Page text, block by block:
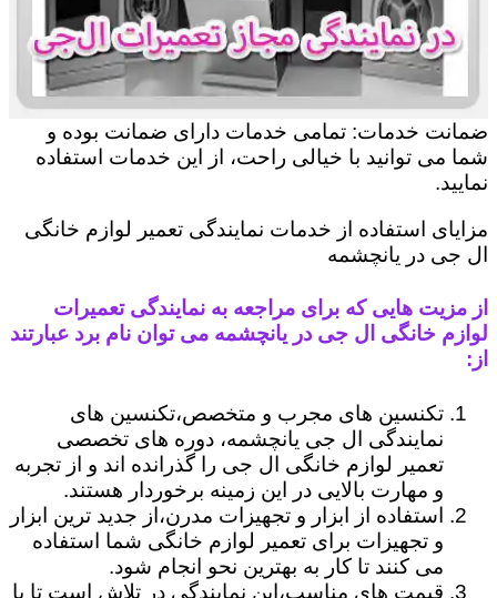
ضمانت خدمات: تمامی خدمات دارای ضمانت بوده و
شما می توانید با خیالی راحت، از این خدمات استفاده
نمایید.
مزایای استفاده از خدمات نمایندگی تعمیر لوازم خانگی
ال جی در یانچشمه
از مزیت هایی که برای مراجعه به نمایندگی تعمیرات
لوازم خانگی ال جی در یانچشمه می توان نام برد عبارتند
از:
تکنسین های مجرب و متخصص،تکنسین های
نمایندگی ال جی یانچشمه، دوره های تخصصی
تعمیر لوازم خانگی ال جی را گذرانده اند و از تجربه
و مهارت بالایی در این زمینه برخوردار هستند.
استفاده از ابزار و تجهیزات مدرن،از جدید ترین ابزار
و تجهیزات برای تعمیر لوازم خانگی شما استفاده
می کنند تا کار به بهترین نحو انجام شود.
قیمت های مناسب،این نمایندگی در تلاش است تا با